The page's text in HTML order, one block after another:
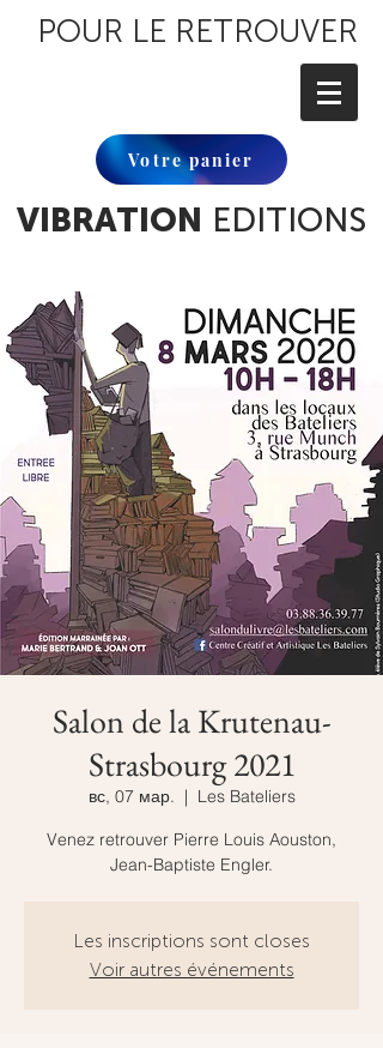
POUR LE RETROUVER
Votre panier
VIBRATION EDITIONS
Salon de la Krutenau-
Strasbourg 2021
вс, 07 мар.
  |
Les Bateliers
Venez retrouver Pierre Louis Aouston,
Jean-Baptiste Engler.
Les inscriptions sont closes
Voir autres événements